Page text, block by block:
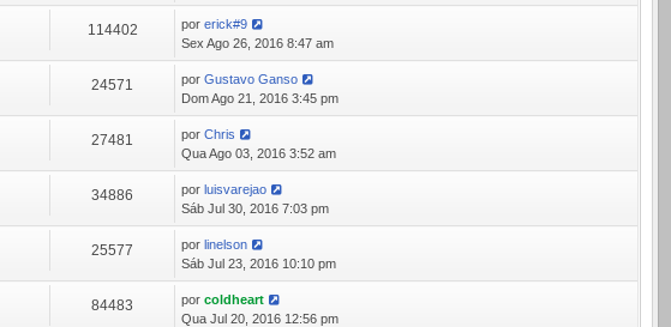
114402 porerick#9
Sex Ago 26, 2016 8:47 am
24571 porGustavo Ganso
Dom Ago 21, 2016 3:45 pm
27481 porChris
Qua Ago 03, 2016 3:52 am
34886 porluisvarejao
Sáb Jul 30, 2016 7:03 pm
25577 porlinelson
Sáb Jul 23, 2016 10:10 pm
84483 porcoldheart
Qua Jul 20, 2016 12:56 pm